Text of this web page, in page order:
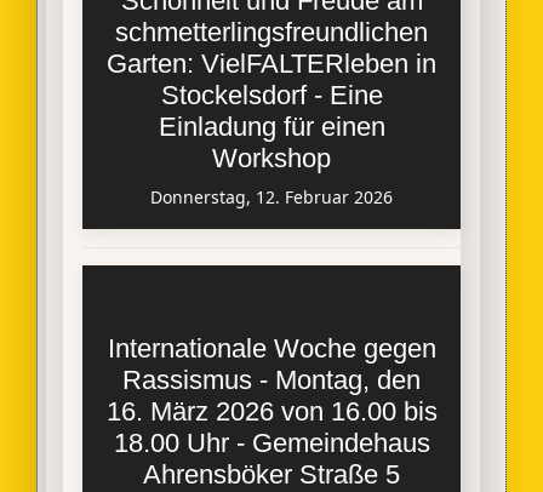
schmetterlingsfreundlichen
Garten: VielFALTERleben in
Stockelsdorf - Eine
Einladung für einen
Workshop
Donnerstag, 12. Februar 2026
Internationale Woche gegen
Rassismus - Montag, den
16. März 2026 von 16.00 bis
18.00 Uhr - Gemeindehaus
Ahrensböker Straße 5